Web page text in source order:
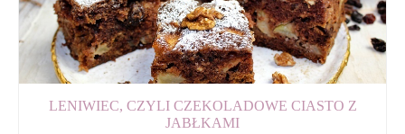
LENIWIEC, CZYLI CZEKOLADOWE CIASTO Z
JABŁKAMI